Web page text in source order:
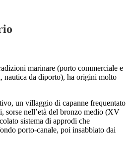
marinare (porto commerciale e
nautica da diporto), ha origini molto
un villaggio di capanne frequentato
sorse nell’età del bronzo medio (XV
sistema di approdi che
porto-canale, poi insabbiato dai